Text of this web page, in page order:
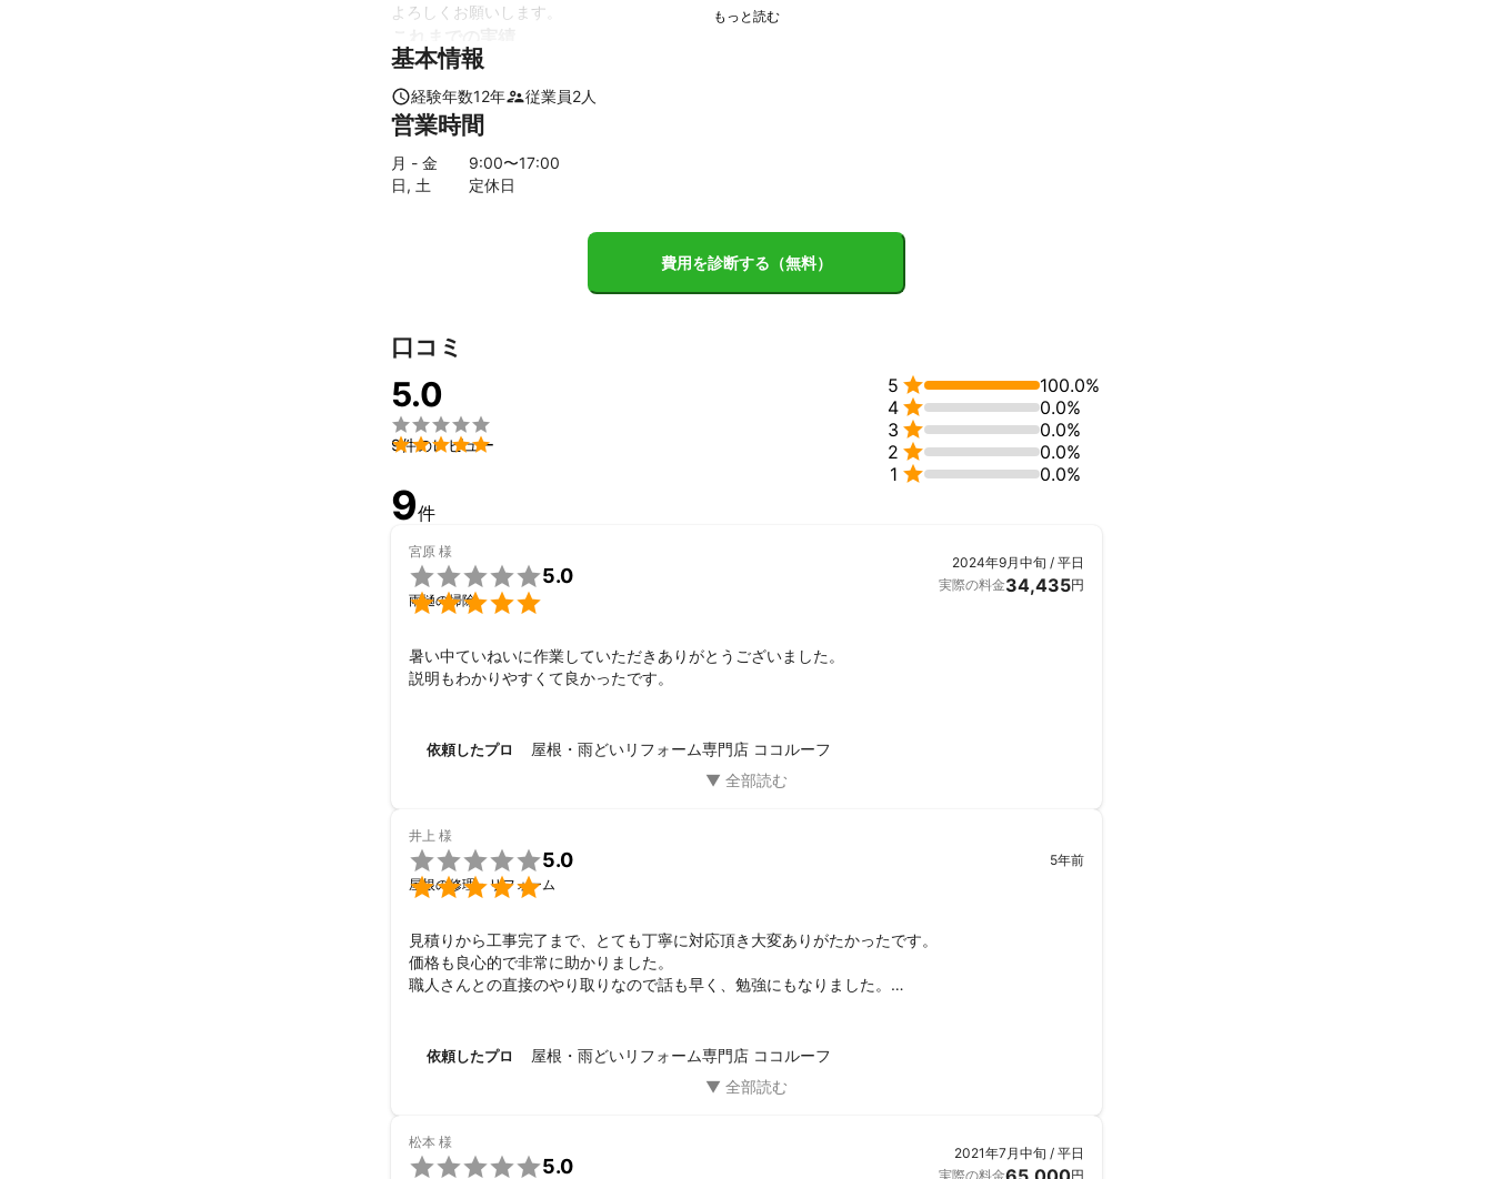
よろしくお願いします。
◎屋根工事、雨漏り修理
◎雨どい工事、雨どい掃除
◎外壁工事、外壁塗装
アピールポイント
昨今、悪徳リフォーム業者やずさんな工事をする業者なども多く、お客様におかれましても業者選び
に苦労している事と思います。
当社には屋根板金工事の専門資格でもある一級建築板金技能士が在籍しておりますので、ご安心し
基本情報
経験年数12年 従業員2人
営業時間
月 - 金 9:00〜17:00
日, 土
定休日
費用を診断する（無料）
口コミ
5.0


9件のレビュー
5 
100.0%
4 
0.0%
3 
0.0%
2 
0.0%
1  0.0%
9件
宮原 様


5.0
雨樋の掃除
2024年9月中旬 / 平日
実際の料金34,435円
暑い中ていねいに作業していただきありがとうございました。
説明もわかりやすくて良かったです。
依頼したプロ 屋根・雨どいリフォーム専門店 ココルーフ
井上 様


5.0
屋根の修理・リフォーム
5年前
見積りから工事完了まで、とても丁寧に対応頂き大変ありがたかったです。
価格も良心的で非常に助かりました。
職人さんとの直接のやり取りなので話も早く、勉強にもなりました。
と思えたココルーフ様との今回の御縁に感謝です。
依頼したプロ 屋根・雨どいリフォーム専門店 ココルーフ
松本 様
5.0
2021年7月中旬 / 平日
実際の料金
円